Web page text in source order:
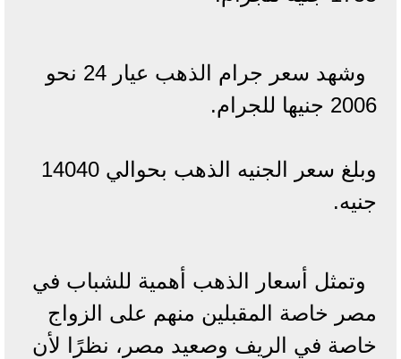
وشهد سعر جرام الذهب عيار 24 نحو
2006 جنيها للجرام.
وبلغ سعر الجنيه الذهب بحوالي 14040
جنيه.
وتمثل أسعار الذهب أهمية للشباب في
مصر خاصة المقبلين منهم على الزواج
خاصة في الريف وصعيد مصر، نظرًا لأن